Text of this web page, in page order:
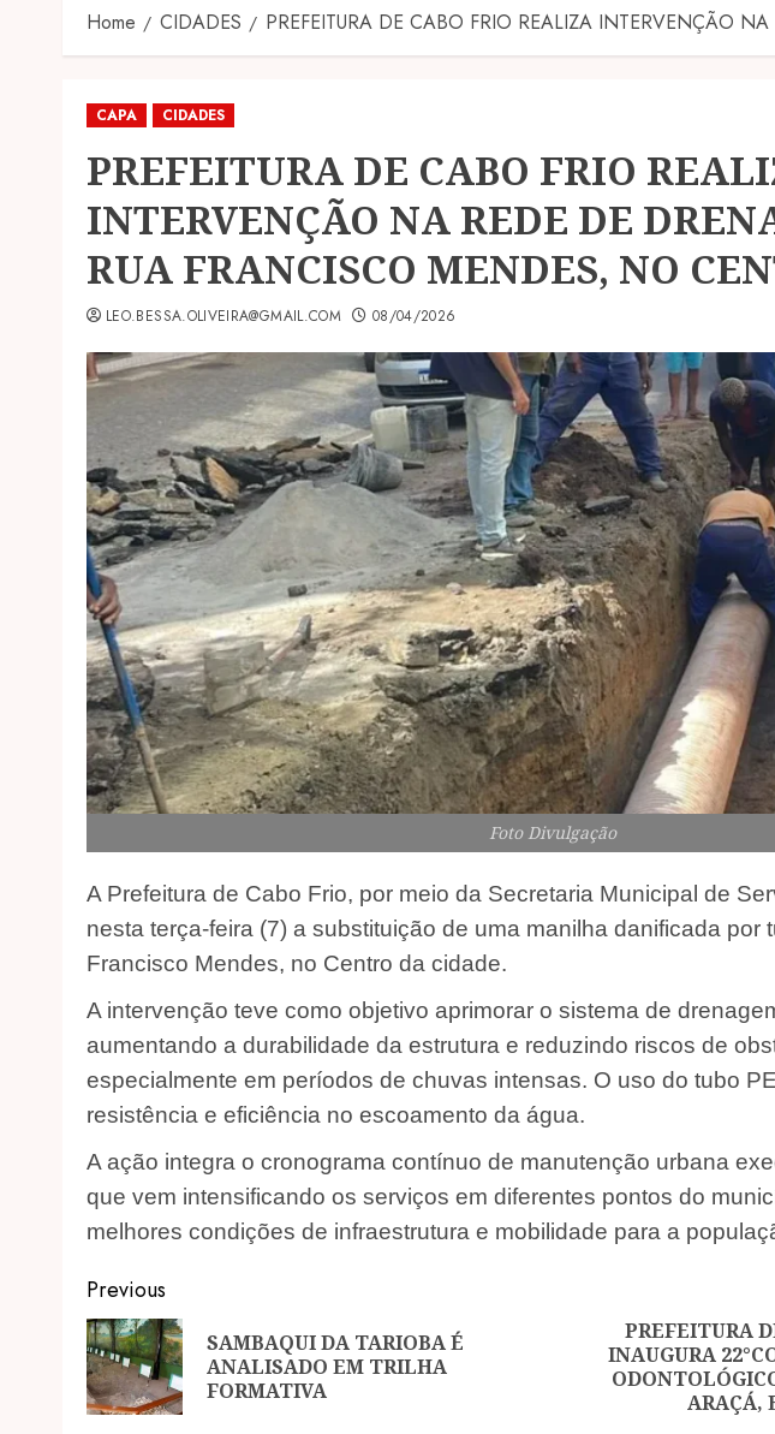
Home CIDADES PREFEITURA DE CABO FRIO REALIZA INTERVENÇÃO
CAPA CIDADES
PREFEITURA DE CABO FRIO
INTERVENÇÃO NA REDE DE
RUA FRANCISCO MENDES, NO
LEO.BESSA.OLIVEIRA@GMAIL.COM 08/04/2026
Foto Divulgação
A Prefeitura de Cabo Frio, por meio da Secretaria Municipal de
nesta terça-feira (7) a substituição de uma manilha danificada por
Francisco Mendes, no Centro da cidade.
A intervenção teve como objetivo aprimorar o sistema de
aumentando a durabilidade da estrutura e reduzindo riscos de
especialmente em períodos de chuvas intensas. O uso do tubo
resistência e eficiência no escoamento da água.
A ação integra o cronograma contínuo de manutenção urbana
que vem intensificando os serviços em diferentes pontos do
melhores condições de infraestrutura e mobilidade para a
Post
navigation
Previous
Previous
SAMBAQUI DA TARIOBA É
ANALISADO EM TRILHA
FORMATIVA
PREFEITURA
INAUGURA
ARAÇÁ,